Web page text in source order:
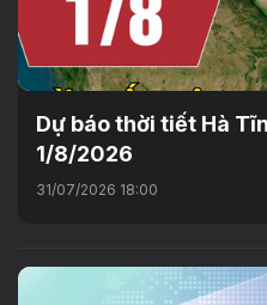
Dự báo thời tiết Hà
1/8/2026
31/07/2026 18:00